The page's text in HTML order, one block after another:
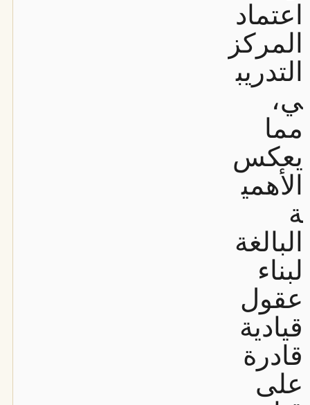
اعتماد
المركز
التدريب
ي،
مما
يعكس
الأهمي
ة
البالغة
لبناء
عقول
قيادية
قادرة
على